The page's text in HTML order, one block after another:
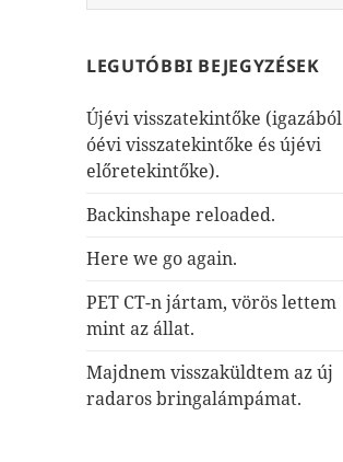
LEGUTÓBBI BEJEGYZÉSEK
Újévi visszatekintőke (igazából
óévi visszatekintőke és újévi
előretekintőke).
Backinshape reloaded.
Here we go again.
PET CT-n jártam, vörös lettem
mint az állat.
Majdnem visszaküldtem az új
radaros bringalámpámat.